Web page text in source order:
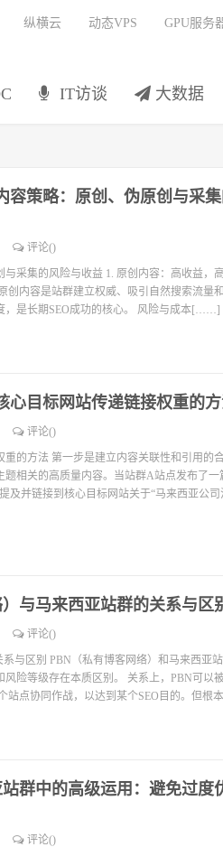
IT访谈 大数据
纵横云 动态VPS GPU服务
容策略：原创、伪原创与采
评论()
采集的风险与收益 1. 原创内容：高收益，
创内容是站群建立权威、吸引自然搜索流量
，是长期SEO成功的核心。 风险与成本[……]
心目标网站传递链接权重的
评论()
的方法 第一步是建立内容关联性和引用的
相关的高质量内容。当站群A站点发布了一
及并链接到核心目标网站关于“马来西亚公司
与马来西亚站群的关系与区
评论()
与区别 PBN（私有博客网络）和马来西亚
险等级存在本质区别。 关系上，PBN可以
站点协同作战，以达到某个SEO目的。但
群中的高级运用：避免过度
评论()